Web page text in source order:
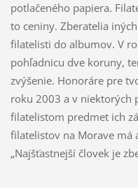
potlačeného papiera.
to ceniny. Zberatelia
filatelisti do albumov. V
pohľadnicu dve koruny,
zvýšenie. Honoráre pre
roku 2003 a v niektorých
filatelistom predmet ich
filatelistov na Morave má
„Najšťastnejší človek je